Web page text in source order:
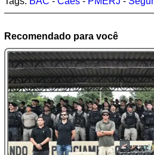
Recomendado para você